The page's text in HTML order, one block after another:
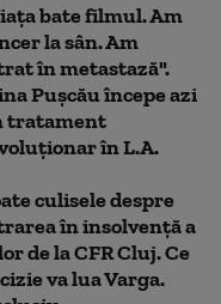
bate filmul. Am
la sân. Am
în metastază".
Pușcău începe azi
tratament
în L.A.
culisele despre
în insolvență a
de la CFR Cluj. Ce
va lua Varga.